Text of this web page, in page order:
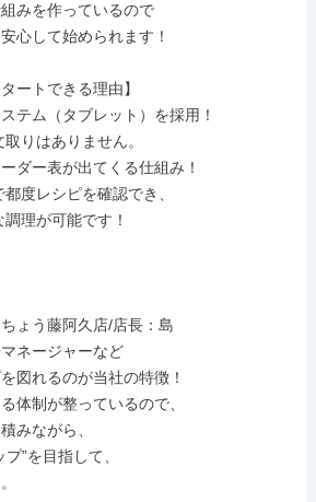
みを作っているので
心して始められます！
ートできる理由】
テム（タブレット）を採用！
ダー表が出てくる仕組み！
ょう藤阿久店/店長：島
ネージャーなど
図れるのが当社の特徴！
体制が整っているので、
みながら、
”を目指して、